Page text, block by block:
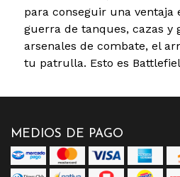
para conseguir una ventaja
guerra de tanques, cazas y
arsenales de combate, el
tu patrulla. Esto es
MEDIOS DE PAGO